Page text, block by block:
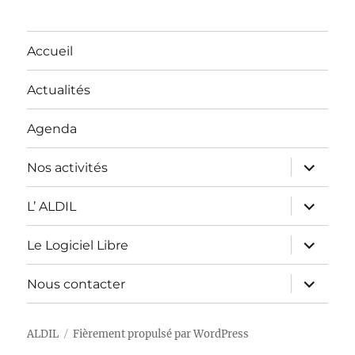
Accueil
Actualités
Agenda
Nos activités
ouvrir
le
sous-
menu
L’ ALDIL
ouvrir
le
sous-
menu
Le Logiciel Libre
ouvrir
le
sous-
menu
Nous contacter
ouvrir
le
sous-
ALDIL Fièrement propulsé par WordPress